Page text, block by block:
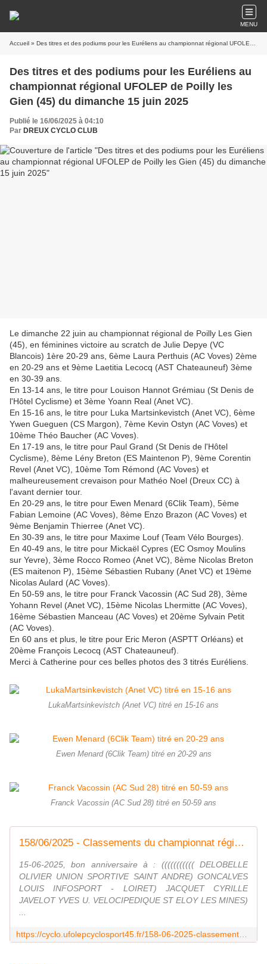
MENU
Accueil » Des titres et des podiums pour les Euréliens au championnat régional UFOLEP de Poilly les Gien (45) du dimanche 15 juin 2025
Des titres et des podiums pour les Euréliens au
championnat régional UFOLEP de Poilly les
Gien (45) du dimanche 15 juin 2025
Publié le 16/06/2025 à 04:10
Par DREUX CYCLO CLUB
Le dimanche 22 juin au championnat régional de Poilly Les Gien
(45), en féminines victoire au scratch de Julie Depye (VC
Blancois) 1ère 20-29 ans, 6ème Laura Perthuis (AC Voves) 2ème
en 20-29 ans et 9ème Laetitia Lecocq (AST Chateauneuf) 3ème
en 30-39 ans.
En 13-14 ans, le titre pour Louison Hannot Grémiau (St Denis de
l'Hôtel Cyclisme) et 3ème Yoann Real (Anet VC).
En 15-16 ans, le titre pour Luka Martsinkevistch (Anet VC), 6ème
Ywen Gueguen (CS Margon), 7ème Kevin Ostyn (AC Voves) et
10ème Théo Baucher (AC Voves).
En 17-19 ans, le titre pour Paul Grand (St Denis de l'Hôtel
Cyclisme), 8ème Lény Breton (ES Maintenon P), 9ème Corentin
Revel (Anet VC), 10ème Tom Rémond (AC Voves) et
malheureusement crevaison pour Mathéo Noel (Dreux CC) à
l'avant dernier tour.
En 20-29 ans, le titre pour Ewen Menard (6Clik Team), 5ème
Fabian Lemoine (AC Voves), 8ème Enzo Brazon (AC Voves) et
9ème Benjamin Thierree (Anet VC).
En 30-39 ans, le titre pour Maxime Louf (Team Vélo Bourges).
En 40-49 ans, le titre pour Mickaël Cypres (EC Osmoy Moulins
sur Yevre), 3ème Rocco Romeo (Anet VC), 8ème Nicolas Breton
(ES maitenon P), 15ème Sébastien Rubany (Anet VC) et 19ème
Nicolas Aulard (AC Voves).
En 50-59 ans, le titre pour Franck Vacossin (AC Sud 28), 3ème
Yohann Revel (Anet VC), 15ème Nicolas Lhermitte (AC Voves),
16ème Sébastien Manceau (AC Voves) et 20ème Sylvain Petit
(AC Voves).
En 60 ans et plus, le titre pour Eric Meron (ASPTT Orléans) et
20ème François Lecocq (AST Chateauneuf).
Merci à Catherine pour ces belles photos des 3 titrés Euréliens.
LukaMartsinkevistch (Anet VC) titré en 15-16 ans
Ewen Menard (6Clik Team) titré en 20-29 ans
Franck Vacossin (AC Sud 28) titré en 50-59 ans
158/06/2025 - Classements du championnat régional à POILY LEZ GIEN
15-06-2025, bon anniversaire à : ((((((((((( DELOBELLE
OLIVIER UNION SPORTIVE SAINT ANDRE) GONCALVES
LOUIS INFOSPORT - LOIRET) JACQUET CYRILLE
JAVELOT YVES U. VELOCIPEDIQUE ST ELOY LES MINES)